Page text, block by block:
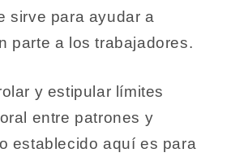
sirve para ayudar a
parte a los trabajadores.
y estipular límites
entre patrones y
establecido aquí es para